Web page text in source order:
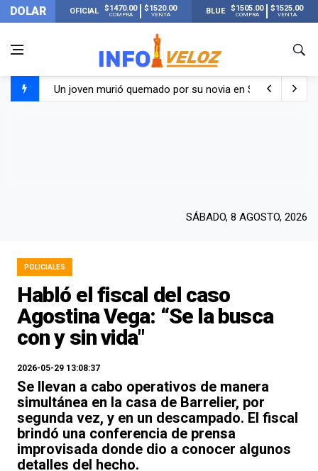
DOLAR OFICIAL $1470.00
COMPRA
$1520.00
VENTA BLUE $1505.00
COMPRA
$1525.00
VENTA
Un joven murió quemado por su novia en San Luis:
SÁBADO, 8 AGOSTO, 2026
POLICIALES
Habló el fiscal del caso
Agostina Vega: “Se la busca
con y sin vida"
2026-05-29 13:08:37
Se llevan a cabo operativos de manera
simultánea en la casa de Barrelier, por
segunda vez, y en un descampado. El fiscal
brindó una conferencia de prensa
improvisada donde dio a conocer algunos
detalles del hecho.